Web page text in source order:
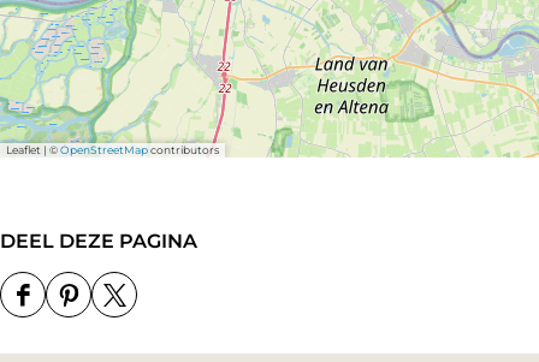
Leaflet | ©OpenStreetMapcontributors
DEEL DEZE PAGINA
D
D
D